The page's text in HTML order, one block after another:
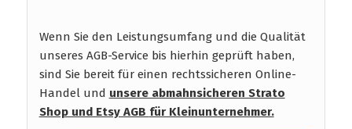
Wenn Sie den Leistungsumfang und die Qualität
unseres AGB-Service bis hierhin geprüft haben,
sind Sie bereit für einen rechtssicheren Online-
Handel und unsere abmahnsicheren Strato
Shop und Etsy AGB für Kleinunternehmer.